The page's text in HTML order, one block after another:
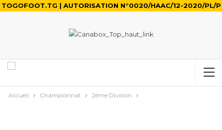
TOGOFOOT.TG | AUTORISATION N°0020/HAAC/12-2020/PL/P
Accueil Championnat 2ème Division